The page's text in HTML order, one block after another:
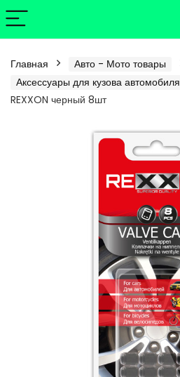
Главная Авто - Мото товары
Аксессуары для кузова автомобиля
REXXON черный 8шт